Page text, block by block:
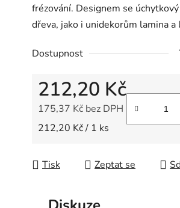
frézování. Designem se
dřeva, jako i unidekorům lamina
Dostupnost
212,20 Kč
175,37 Kč bez DPH
Měrná cena:
212,20 Kč / 1 ks
Tisk Zeptat se